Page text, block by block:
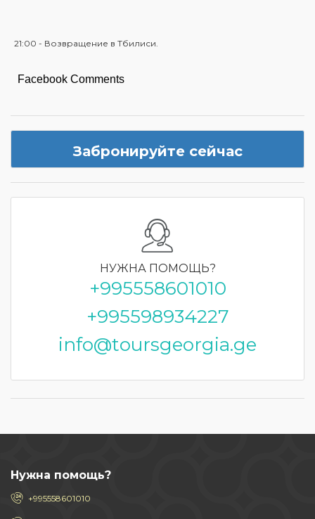
21:00 - Возвращение в Тбилиси.
Facebook Comments
Забронируйте сейчас
НУЖНА ПОМОЩЬ?
+995558601010
+995598934227
info@toursgeorgia.ge
Нужна помощь?
+995558601010